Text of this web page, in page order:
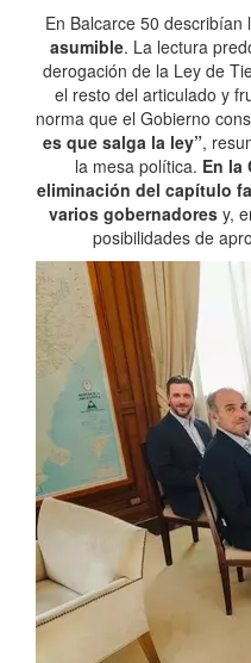
En Balcarce 50 describían
asumible. La lectura
derogación de la Ley de
el resto del articulado y
norma que el Gobierno
es que salga la ley”,
la mesa política. En la
eliminación del capítulo
varios gobernadores y,
posibilidades de